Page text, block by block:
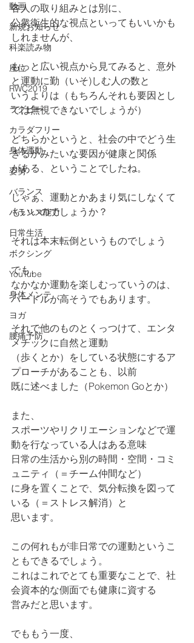
動画
新規お知らせ
科楽読み物
座位
RWC2019
ラグビー
カラダフリー
身体運動
姿勢
バランス
バランス能力
日常生活
ボクシング
YouTube
身体メンテ
ヨガ
腰痛予防
各人の取り組みとは別に、
公衆衛生的な視点といってもいいかも
しれませんが、
もっと広い視点から見てみると、意外
と運動に勤（いそ)しむ人の数と
いうよりは（もちろんそれも要因とし
ては無視できないでしょうが）
どちらかというと、社会の中でどう生
きるかみたいな要因が健康と関係
がある、ということでしたね。
じゃぁ、運動とかあまり気にしなくて
もいいのでしょうか？
それは本末転倒というものでしょう
でも、
なかなか運動を楽しむっていうのは、
ハードルが高そうでもあります。
それで他のものとくっつけて、エンタ
メチックに自然と運動
（歩くとか）をしている状態にするア
プローチがあることも、以前
既に述べました（Pokemon Goとか）
また、
スポーツやリクリエーションなどで運
動を行なっている人はある意味
日常の生活から別の時間・空間・コミ
ュニティ（＝チーム仲間など）
に身を置くことで、気分転換を図って
いる（＝ストレス解消）と
思います。
この何れもが非日常での運動というこ
ともできるでしょう。
これはこれでとても重要なことで、社
会資本的な側面でも健康に資する
営みだと思います。
でももう一度、